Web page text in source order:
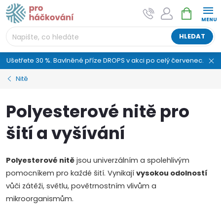
Přejít
na
obsah
HLEDAT
NÁKUPNÍ
KOŠÍK
Ušetřete 30 %. Bavlněné příze DROPS v akci po celý červenec.
Nitě
Polyesterové nitě pro
šití a vyšívání
Polyesterové nitě jsou univerzálním a spolehlivým
pomocníkem pro každé šití. Vynikají vysokou odolností
vůči zátěži, světlu, povětrnostním vlivům a
mikroorganismům.
AI asistent "pani Klubíčková" –
ProHackovani.cz
Jsme e-shop s více než osmiletou tradicí a máme pro
vás připraveno více než 25 tisíc produktů. Vše skladem,
připravené k odeslání.